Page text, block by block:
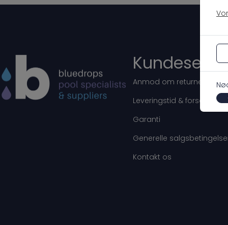
Anmod om returnering
Leveringstid & forsendelse
Garanti
Generelle
Kontakt os